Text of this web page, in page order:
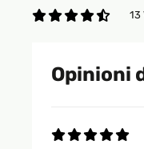
13
Opinioni